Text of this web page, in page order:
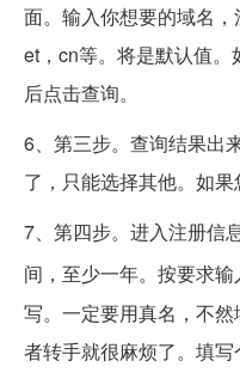
面。输入你想要的域名
et，cn等。将是默认值
后点击查询。
6、第三步。查询结果出
了，只能选择其他。如果
7、第四步。进入注册信
间，至少一年。按要求输
写。一定要用真名，不
者转手就很麻烦了。填